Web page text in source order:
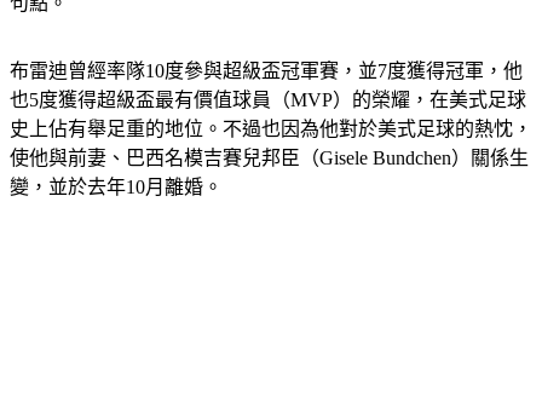
布雷迪曾經率隊10度參與超級盃冠軍賽，並7度獲得冠軍，他
也5度獲得超級盃最有價值球員（MVP）的榮耀，在美式足球
史上佔有舉足重的地位。不過也因為他對於美式足球的熱忱，
使他與前妻、巴西名模吉賽兒邦臣（Gisele Bundchen）關係生
變，並於去年10月離婚。